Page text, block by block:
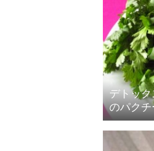
デトッ
のパク